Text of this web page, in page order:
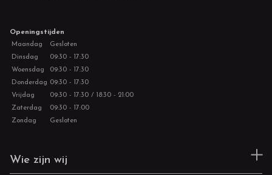
Openingstijden
Maandag
Gesloten
Dinsdag
09:30 - 17:30
Woensdag
09:30 - 17:30
Donderdag 09:30 - 17:30
Vrijdag
09:30 - 17:30 / 18:30 - 21:00
Zaterdag
09:30 - 17:00
Zondag
Gesloten
Wie zijn wij